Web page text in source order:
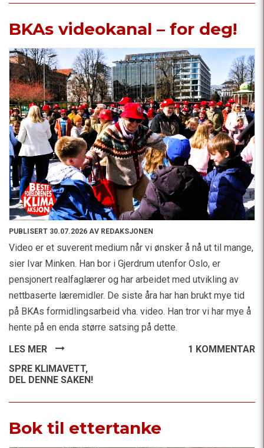
BKAs videokanal – for deg!
PUBLISERT 30.07.2026 AV REDAKSJONEN
Video er et suverent medium når vi ønsker å nå ut til mange,
sier Ivar Minken. Han bor i Gjerdrum utenfor Oslo, er
pensjonert realfaglærer og har arbeidet med utvikling av
nettbaserte læremidler. De siste åra har han brukt mye tid
på BKAs formidlingsarbeid vha. video. Han tror vi har mye å
hente på en enda større satsing på dette.
LES MER
1 KOMMENTAR
SPRE KLIMAVETT,
DEL DENNE SAKEN!
Bok til ettertanke